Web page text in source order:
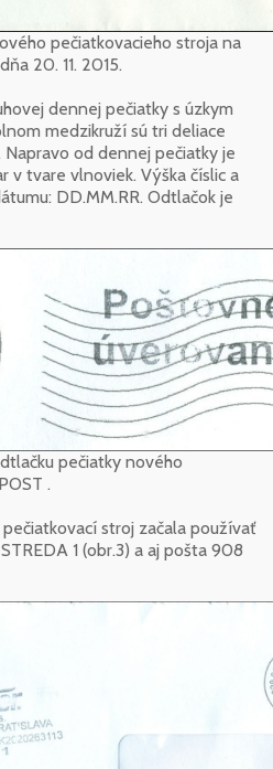
pečiatkovacieho stroja na
20. 11. 2015.
dennej pečiatky s úzkym
medzikruží sú tri deliace
od dennej pečiatky je
v tvare vlnoviek. Výška číslic a
DD.MM.RR. Odtlačok je
pečiatky nového
.
stroj začala používať
1 (obr.3) a aj pošta 908